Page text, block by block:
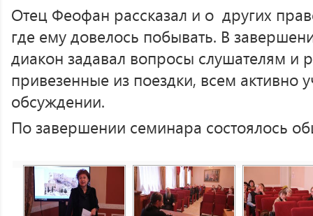
Отец Феофан рассказал и о других
где ему довелось побывать. В
диакон задавал вопросы слушателям и
привезенные из поездки, всем активно
обсуждении.
По завершении семинара состоялось